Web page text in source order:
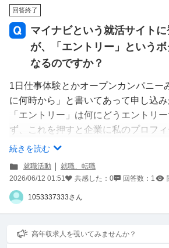
回答終了
マイナビという就活サイト
が、「エントリー」という
なるのですか？
1日仕事体験とかオープンカンパニー
に何時から」と書いてあって申し込
「エントリー」は何にどうエントリ
ず、これを押すと企業に私のプロフ
なので押せていません。エントリーす
続きを読む
就職活動
就職、転職
2026/06/12 01:51
共感した： 0 回答数： 1
1053337333さん
高年収求人を覗いてみませんか？